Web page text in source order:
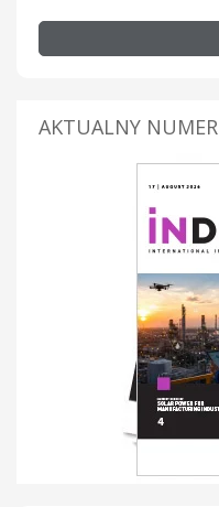
AKTUALNY NUMER